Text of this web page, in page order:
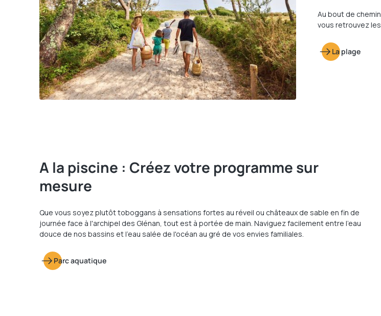
Au bout de
vous retrouvez
La plage
A la piscine : Créez votre programme sur
mesure
Que vous soyez plutôt toboggans à sensations fortes au réveil ou châteaux de sable en fin de
journée face à l'archipel des Glénan, tout est à portée de main. Naviguez facilement entre l'eau
douce de nos bassins et l'eau salée de l'océan au gré de vos envies familiales.
Parc aquatique